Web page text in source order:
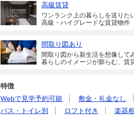
高級賃貸
ワンランク上の暮らしを送りた
高級・ハイグレードな賃貸物件
間取り図あり
間取り図から新生活を想像して
暮らしのイメージが膨らむ、賃
特徴
Webで見学予約可能
敷金・礼金なし
バス・トイレ別
ロフト付き 楽器